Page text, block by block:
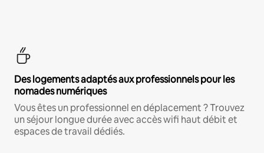
Des logements adaptés aux professionnels pour les
nomades numériques
Vous êtes un professionnel en déplacement ? Trouvez
un séjour longue durée avec accès wifi haut débit et
espaces de travail dédiés.